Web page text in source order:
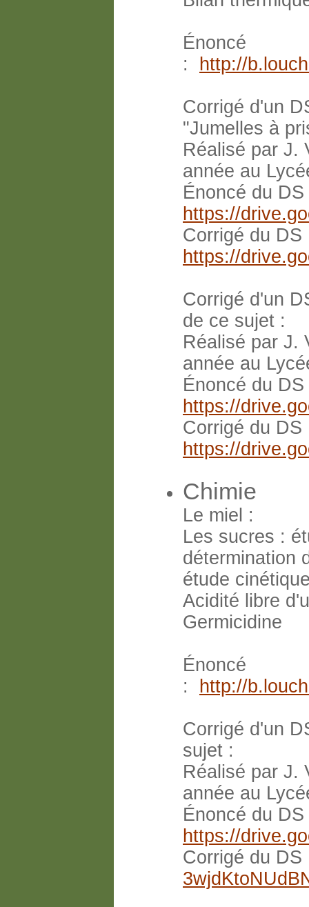
Énoncé
:
http://
Corrigé d'un
"Jumelles à
Réalisé par J.
année au
Énoncé du
https://
Corrigé du
https://
Corrigé d'un
de ce sujet :
Réalisé par J.
année au
Énoncé du
https://
Corrigé du
https://
Chimie
Le miel :
Les sucres :
détermination
étude
Acidité libre
Germicidine
Énoncé
:
http://
Corrigé d'un
sujet :
Réalisé par J.
année au
Énoncé du
https://
Corrigé du